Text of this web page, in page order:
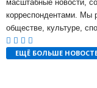
масштабные новости,
корреспондентами. Мы
обществе, культуре,
ЕЩЁ БОЛЬШЕ